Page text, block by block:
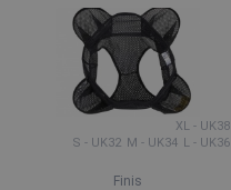
S - UK32 M - UK34 L - UK36
XL - UK38
Finis